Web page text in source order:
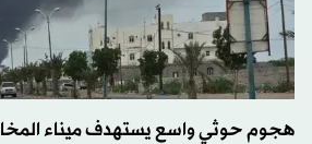
هجوم حوثي واسع يستهدف ميناء المخا